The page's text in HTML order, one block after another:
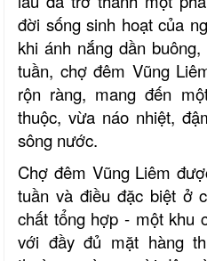
đời sống sinh hoạt của
khi ánh nắng dần
tuần, chợ đêm Vũng
rộn ràng, mang đến
thuộc, vừa náo nhiệt,
sông nước.
Chợ đêm Vũng Liêm
tuần và điều đặc biệt ở
chất tổng hợp - một khu
với đầy đủ mặt hàng